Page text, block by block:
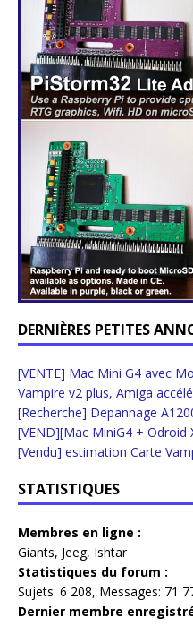
DERNIÈRES PETITES
[VENTE] Mac Mini G4 avec
Vampire v2 plus, Amiga
[Recherche] Depannage
[VEND][Mac MiniG4 + Odroid
[Vendu] estimation Carte
STATISTIQUES
Membres en ligne :
Giants, Jeeg, Ishtar
Statistiques du forum :
Sujets: 6 208, Messages: 71
Dernier membre